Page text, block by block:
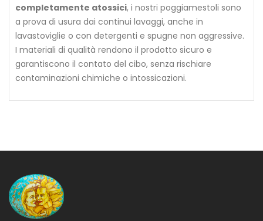
completamente atossici, i nostri poggiamestoli sono
a prova di usura dai continui lavaggi, anche in
lavastoviglie o con detergenti e spugne non aggressive.
I materiali di qualità rendono il prodotto sicuro e
garantiscono il contato del cibo, senza rischiare
contaminazioni chimiche o intossicazioni.